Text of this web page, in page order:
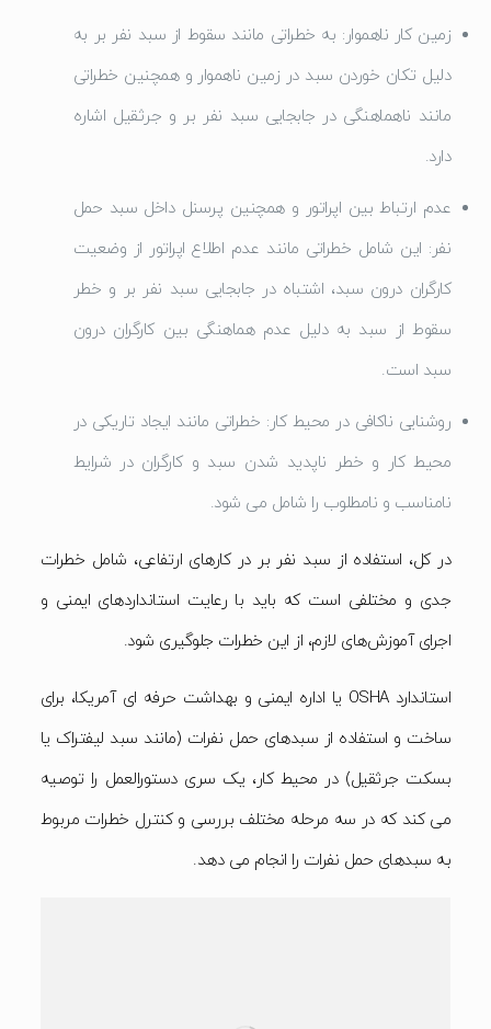
زمین کار ناهموار: به خطراتی مانند سقوط از سبد نفر بر به
دلیل تکان خوردن سبد در زمین ناهموار و همچنین خطراتی
مانند ناهماهنگی در جابجایی سبد نفر بر و جرثقیل اشاره
دارد.
عدم ارتباط بین اپراتور و همچنین پرسنل داخل سبد حمل
نفر: این شامل خطراتی مانند عدم اطلاع اپراتور از وضعیت
کارگران درون سبد، اشتباه در جابجایی سبد نفر بر و خطر
سقوط از سبد به دلیل عدم هماهنگی بین کارگران درون
سبد است.
روشنایی ناکافی در محیط کار: خطراتی مانند ایجاد تاریکی در
محیط کار و خطر ناپدید شدن سبد و کارگران در شرایط
نامناسب و نامطلوب را شامل می شود.
در کل، استفاده از سبد نفر بر در کارهای ارتفاعی، شامل خطرات
جدی و مختلفی است که باید با رعایت استانداردهای ایمنی و
اجرای آموزش‌های لازم، از این خطرات جلوگیری شود.
استاندارد OSHA یا اداره ایمنی و بهداشت حرفه ای آمریکا، برای
ساخت و استفاده از سبدهای حمل نفرات (مانند سبد لیفتراک یا
بسکت جرثقیل) در محیط کار، یک سری دستورالعمل را توصیه
می کند که در سه مرحله مختلف بررسی و کنترل خطرات مربوط
به سبدهای حمل نفرات را انجام می دهد.